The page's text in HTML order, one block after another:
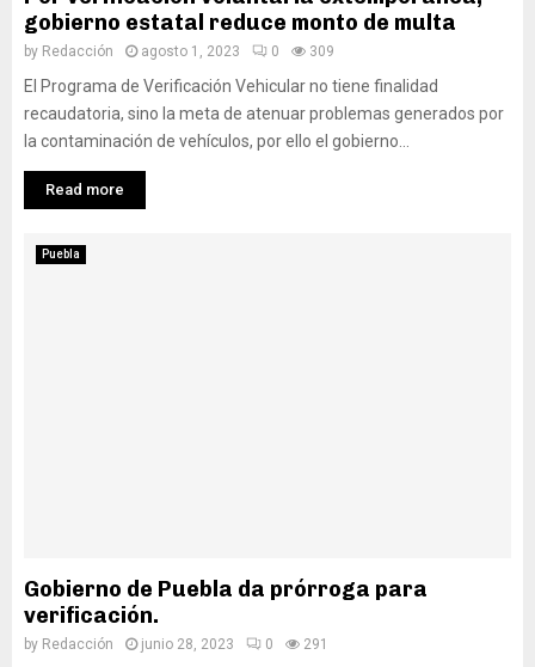
gobierno estatal reduce monto de multa
by Redacción agosto 1, 2023 0 309
El Programa de Verificación Vehicular no tiene finalidad
recaudatoria, sino la meta de atenuar problemas generados por
la contaminación de vehículos, por ello el gobierno...
Read more
Puebla
Gobierno de Puebla da prórroga para
verificación.
by Redacción junio 28, 2023 0 291